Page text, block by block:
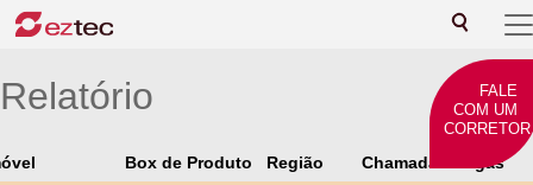
FALE
COM UM
CORRETOR
Relatório
Box de Produto Região Chamada
Vagas